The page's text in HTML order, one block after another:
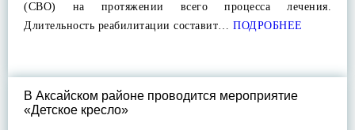
(СВО) на протяжении всего процесса лечения.
Длительность реабилитации составит… ПОДРОБНЕЕ
В Аксайском районе проводится мероприятие
«Детское кресло»